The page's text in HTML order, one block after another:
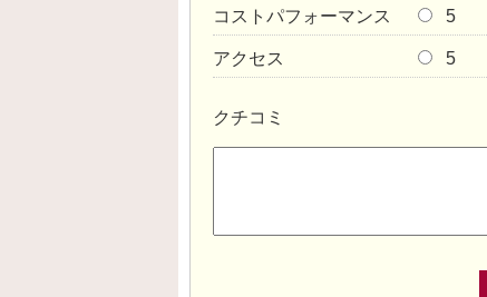
コストパフォーマンス 5
アクセス 5
クチコミ